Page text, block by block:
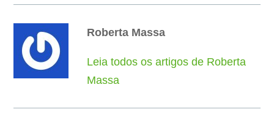
Roberta Massa
Leia todos os artigos de Roberta
Massa